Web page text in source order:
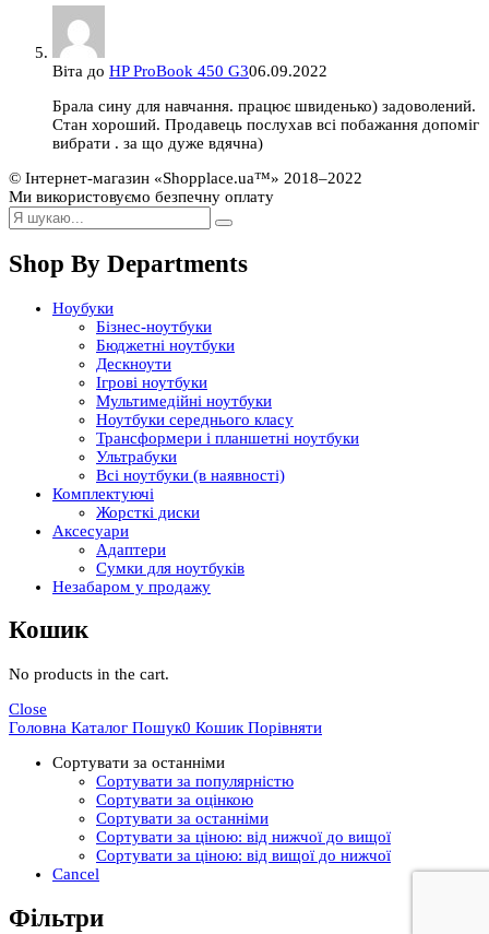
Віта до HP ProBook 450 G306.09.2022
Брала сину для навчання. працює швиденько) задоволений.
Стан хороший. Продавець послухав всі побажання допоміг
вибрати . за що дуже вдячна)
© Інтернет-магазин «Shopplace.ua™» 2018–2022
Ми використовуємо безпечну оплату
Shop By Departments
Ноубуки
Бізнес-ноутбуки
Бюджетні ноутбуки
Дескноути
Ігрові ноутбуки
Мультимедійні ноутбуки
Ноутбуки середнього класу
Трансформери і планшетні ноутбуки
Ультрабуки
Всі ноутбуки (в наявності)
Комплектуючі
Жорсткі диски
Аксесуари
Адаптери
Сумки для ноутбуків
Незабаром у продажу
Кошик
No products in the cart.
Close
Головна Каталог Пошук0 Кошик Порівняти
Сортувати за останніми
Сортувати за популярністю
Сортувати за оцінкою
Сортувати за останніми
Сортувати за ціною: від нижчої до вищої
Сортувати за ціною: від вищої до нижчої
Cancel
Фільтри